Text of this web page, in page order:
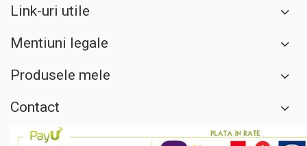
Link-uri utile
Mentiuni legale
Produsele mele
Contact